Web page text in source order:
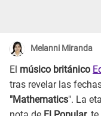
Melanni Miranda
El músico británico
tras revelar las
"Mathematics". La